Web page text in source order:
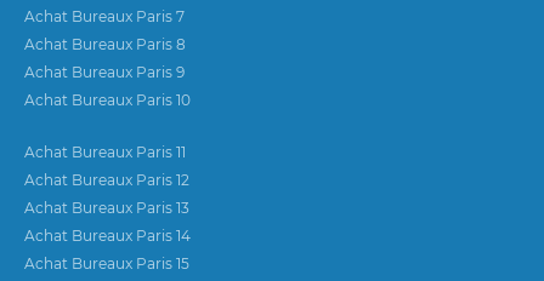
Achat Bureaux Paris 7
Achat Bureaux Paris 8
Achat Bureaux Paris 9
Achat Bureaux Paris 10
Achat Bureaux Paris 11
Achat Bureaux Paris 12
Achat Bureaux Paris 13
Achat Bureaux Paris 14
Achat Bureaux Paris 15